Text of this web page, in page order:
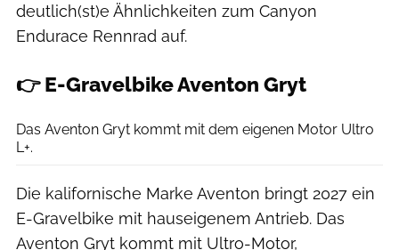
deutlich(st)e Ähnlichkeiten zum Canyon
Endurace Rennrad auf.
👉 E-Gravelbike Aventon Gryt
Das Aventon Gryt kommt mit dem eigenen Motor Ultro
L+.
Die kalifornische Marke Aventon bringt 2027 ein
E-Gravelbike mit hauseigenem Antrieb. Das
Aventon Gryt kommt mit Ultro-Motor,